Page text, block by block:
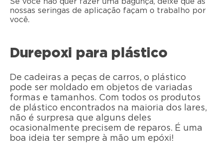
Se você não quer fazer uma bagunça, deixe que as
nossas seringas de aplicação façam o trabalho por
você.
Durepoxi para plástico
De cadeiras a peças de carros, o plástico
pode ser moldado em objetos de variadas
formas e tamanhos. Com todos os produtos
de plástico encontrados na maioria dos lares,
não é surpresa que alguns deles
ocasionalmente precisem de reparos. É uma
boa ideia ter sempre à mão um epóxi!